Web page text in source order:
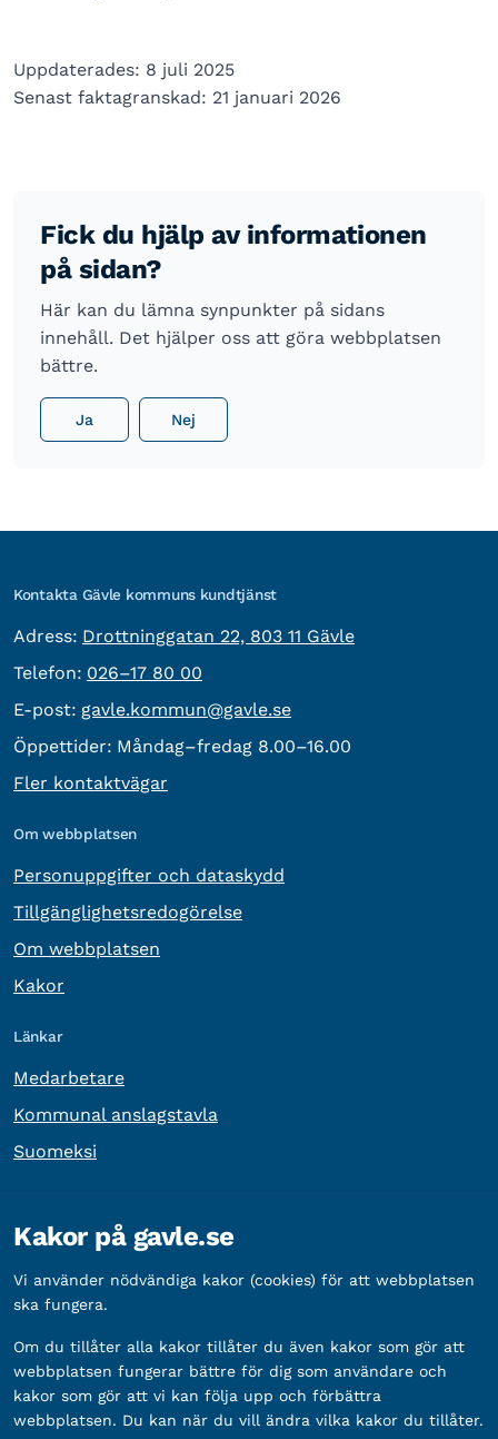
Uppdaterades: 8 juli 2025
Senast faktagranskad: 21 januari 2026
Fick du hjälp av informationen
på sidan?
Här kan du lämna synpunkter på sidans
innehåll. Det hjälper oss att göra webbplatsen
bättre.
Ja Nej
Kontakta Gävle kommuns kundtjänst
Adress: besöksadress:
Drottninggatan 22, 803 11 Gävle
Telefon: Telefon:
026–17 80 00
E-post: E-post:
gavle.kommun@gavle.se
Öppettider: Måndag–fredag 8.00–16.00
Fler kontaktvägar
Om webbplatsen
Personuppgifter och dataskydd
Tillgänglighetsredogörelse
Om webbplatsen
Kakor
Länkar
Medarbetare
Kommunal anslagstavla
Suomeksi
Organisationsnummer: 212000-2338
Bankgironummer: 5888-2333
Kakor på gavle.se
Vi använder nödvändiga kakor (cookies) för att webbplatsen
ska fungera.
Om du tillåter alla kakor tillåter du även kakor som gör att
webbplatsen fungerar bättre för dig som användare och
kakor som gör att vi kan följa upp och förbättra
webbplatsen. Du kan när du vill ändra vilka kakor du tillåter.